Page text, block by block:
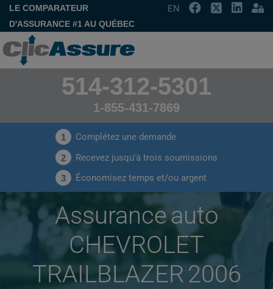
LE COMPARATEUR
D'ASSURANCE #1 AU QUÉBEC
EN
514-312-5301
1-855-431-7869
1 Complétez une demande
2 Recevez jusqu'à trois soumissions
3 Économisez temps et/ou argent
Assurance auto
CHEVROLET
TRAILBLAZER 2006